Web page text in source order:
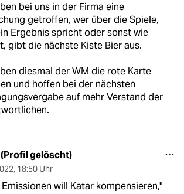
bei uns in der Firma eine
getroffen, wer über die Spiele,
Ergebnis spricht oder sonst wie
gibt die nächste Kiste Bier aus.
diesmal der WM die rote Karte
und hoffen bei der nächsten
auf mehr Verstand der
(Profil gelöscht)
, 18:50 Uhr
Emissionen will Katar kompensieren,"